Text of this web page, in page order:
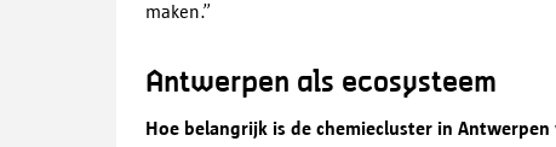
maken.”
Antwerpen als ecosysteem
Hoe belangrijk is de chemiecluster in Antwerpen